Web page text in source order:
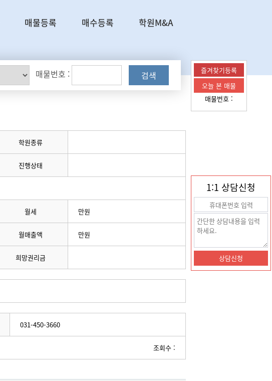
1:1 상담신청
매물등록 매수등록 학원M&A
매물번호 : 검색
학원종류
진행상태
월세 만원
월매출액 만원
희망권리금
031-450-3660
조회수 :
즐겨찾기등록
오늘 본 매물
매물번호 :